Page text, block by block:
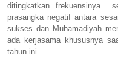
ditingkatkan frekuensinya
prasangka negatif antara
sukses dan Muhamadiyah
ada kerjasama khususnya
tahun ini.